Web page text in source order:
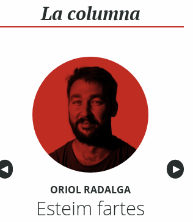
La columna
Anterior
◀︎ ▶︎
ORIOL RADALGA
Esteim fartes